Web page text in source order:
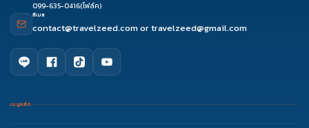
099-635-0416(โฟล์ค)
อีเมล
contact@travelzeed.comortravelzeed@gmail.com
เมนูหลัก